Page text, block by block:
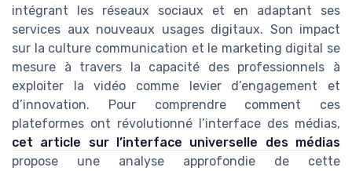
intégrant les réseaux sociaux et en adaptant ses
services aux nouveaux usages digitaux. Son impact
sur la culture communication et le marketing digital se
mesure à travers la capacité des professionnels à
exploiter la vidéo comme levier d’engagement et
d’innovation. Pour comprendre comment ces
plateformes ont révolutionné l’interface des médias,
cet article sur l’interface universelle des médias
propose une analyse approfondie de cette